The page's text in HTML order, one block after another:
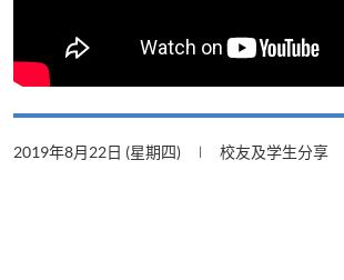
2019年8月22日 (星期四) 校友及学生分享